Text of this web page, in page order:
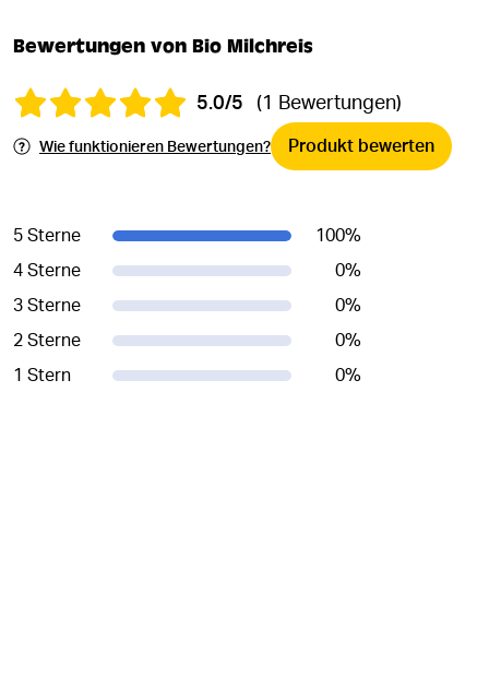
Bewertungen von Bio Milchreis
5.0/5 (1 Bewertungen)
Wie funktionieren Bewertungen? Produkt bewerten
5 Sterne 100%
4 Sterne
0%
3 Sterne
0%
2 Sterne
0%
1 Stern
0%